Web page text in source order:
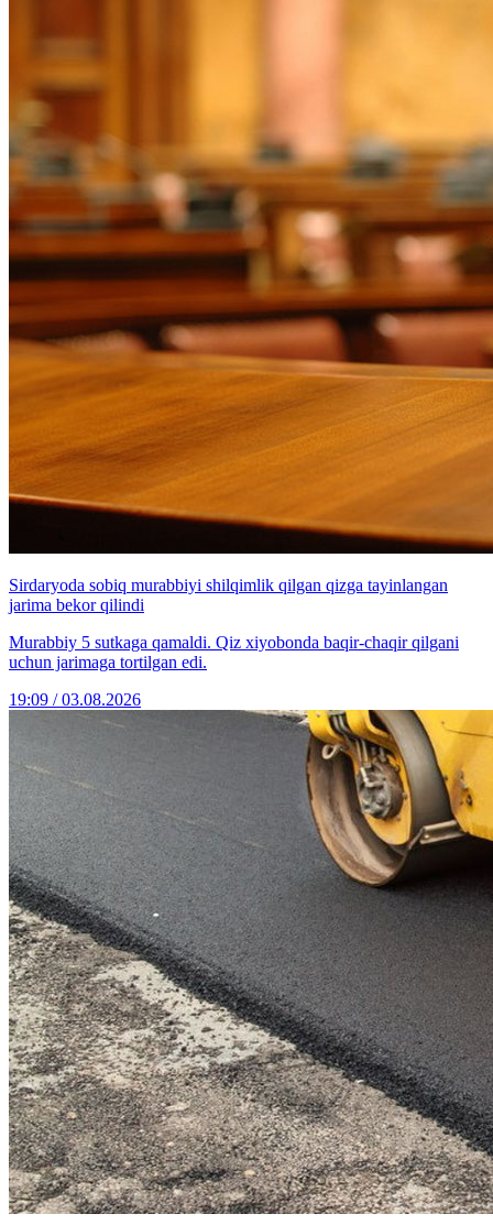
Sirdaryoda sobiq murabbiyi shilqimlik qilgan qizga tayinlangan
jarima bekor qilindi
Murabbiy 5 sutkaga qamaldi. Qiz xiyobonda baqir-chaqir qilgani
uchun jarimaga tortilgan edi.
19:09 / 03.08.2026